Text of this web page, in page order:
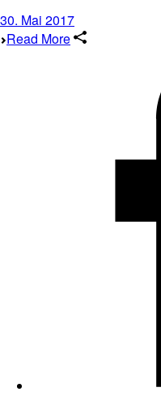
30. Mai 2017
Read More